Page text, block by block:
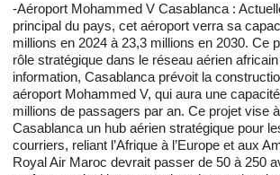
-Aéroport Mohammed V Casablanca :
principal du pays, cet aéroport verra sa
millions en 2024 à 23,3 millions en 2030. Ce
rôle stratégique dans le réseau aérien
information, Casablanca prévoit la
aéroport Mohammed V, qui aura une
millions de passagers par an. Ce projet vise
Casablanca un hub aérien stratégique pour
courriers, reliant l’Afrique à l’Europe et aux
Royal Air Maroc devrait passer de 50 à 250